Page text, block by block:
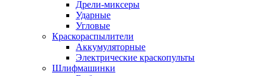
Дрели-миксеры
Ударные
Угловые
Краскораспылители
Аккумуляторные
Электрические краскопульты
Шлифмашинки